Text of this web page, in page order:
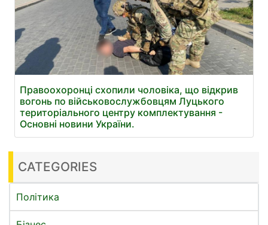
Правоохоронці схопили чоловіка, що відкрив
вогонь по військовослужбовцям Луцького
територіального центру комплектування -
Основні новини України.
CATEGORIES
Політика